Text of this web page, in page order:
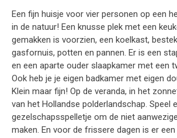
Een fijn huisje voor vier personen op een
in de natuur! Een knusse plek met een
gemakken is voorzien, een koelkast,
gasfornuis, potten en pannen. Er is een
en een aparte ouder slaapkamer met een
Ook heb je je eigen badkamer met eigen
Klein maar fijn! Op de veranda, in het
van het Hollandse polderlandschap. Speel
gezelschapsspelletje om de niet
maken. En voor de frissere dagen is er